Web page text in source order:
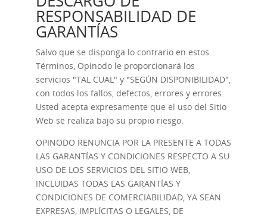
RESPONSABILIDAD DE
GARANTÍAS
Salvo que se disponga lo contrario en estos
Términos, Opinodo le proporcionará los
servicios "TAL CUAL" y "SEGÚN DISPONIBILIDAD",
con todos los fallos, defectos, errores y errores.
Usted acepta expresamente que el uso del Sitio
Web se realiza bajo su propio riesgo.
OPINODO RENUNCIA POR LA PRESENTE A TODAS
LAS GARANTÍAS Y CONDICIONES RESPECTO A SU
USO DE LOS SERVICIOS DEL SITIO WEB,
INCLUIDAS TODAS LAS GARANTÍAS Y
CONDICIONES DE COMERCIABILIDAD, YA SEAN
EXPRESAS, IMPLÍCITAS O LEGALES, DE